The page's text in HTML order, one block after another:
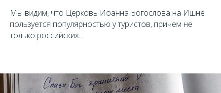
Мы видим, что Церковь Иоанна Богослова на Ишне
пользуется популярностью у туристов, причем не
только российских.